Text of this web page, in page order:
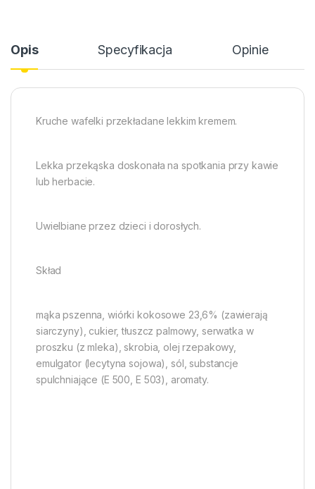
Opis Specyfikacja Opinie
Kruche wafelki przekładane lekkim kremem.
Lekka przekąska doskonała na spotkania przy kawie
lub herbacie.
Uwielbiane przez dzieci i dorosłych.
Skład
mąka pszenna, wiórki kokosowe 23,6% (zawierają
siarczyny), cukier, tłuszcz palmowy, serwatka w
proszku (z mleka), skrobia, olej rzepakowy,
emulgator (lecytyna sojowa), sól, substancje
spulchniające (E 500, E 503), aromaty.